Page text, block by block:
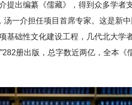
提出编纂《儒藏》，得到众多学者
汤一介担任项目首席专家。这是新
基础性文化建设工程，几代北大学
册出版，总字数近两亿，全本《